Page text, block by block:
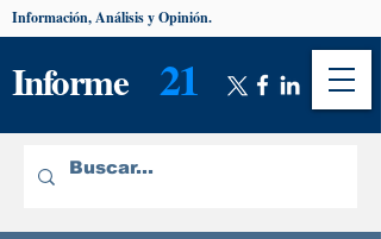
Informe 21
Información, Análisis y Opinión.